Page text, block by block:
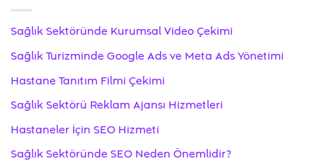
Sağlık Sektöründe Kurumsal Video Çekimi
Sağlık Turizminde Google Ads ve Meta Ads Yönetimi
Hastane Tanıtım Filmi Çekimi
Sağlık Sektörü Reklam Ajansı Hizmetleri
Hastaneler İçin SEO Hizmeti
Sağlık Sektöründe SEO Neden Önemlidir?